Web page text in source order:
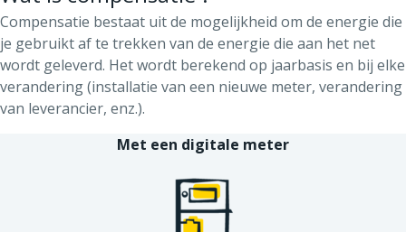
Compensatie bestaat uit de mogelijkheid om de energie die
je gebruikt af te trekken van de energie die aan het net
wordt geleverd. Het wordt berekend op jaarbasis en bij elke
verandering (installatie van een nieuwe meter, verandering
van leverancier, enz.).
Met een digitale meter